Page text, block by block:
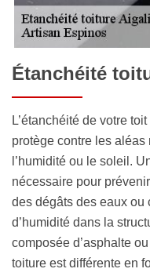
Étanchéité
L’étanchéité de votre
protège contre les
l’humidité ou le soleil.
nécessaire pour
des dégâts des eaux ou
d’humidité dans la
composée d’asphalte
toiture est différente en